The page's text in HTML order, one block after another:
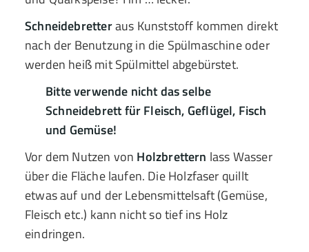
Schneidebretteraus Kunststoff kommen direkt
nach der Benutzung in die Spülmaschine oder
werden heiß mit Spülmittel abgebürstet.
Bitte verwende nicht das selbe
Schneidebrett für Fleisch, Geflügel, Fisch
und Gemüse!
Vor dem Nutzen von Holzbrettern lass Wasser
über die Fläche laufen. Die Holzfaser quillt
etwas auf und der Lebensmittelsaft (Gemüse,
Fleisch etc.) kann nicht so tief ins Holz
eindringen.